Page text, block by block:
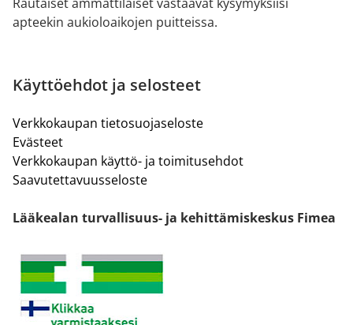
apteekin aukioloaikojen puitteissa.
Käyttöehdot ja selosteet
Verkkokaupan tietosuojaseloste
Evästeet
Verkkokaupan käyttö- ja toimitusehdot
Saavutettavuusseloste
Lääkealan turvallisuus- ja kehittämiskeskus Fimea